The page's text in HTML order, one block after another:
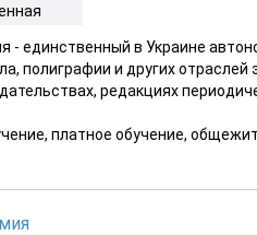
- единственный в Украине
полиграфии и других отраслей
редакциях
платное обучение,